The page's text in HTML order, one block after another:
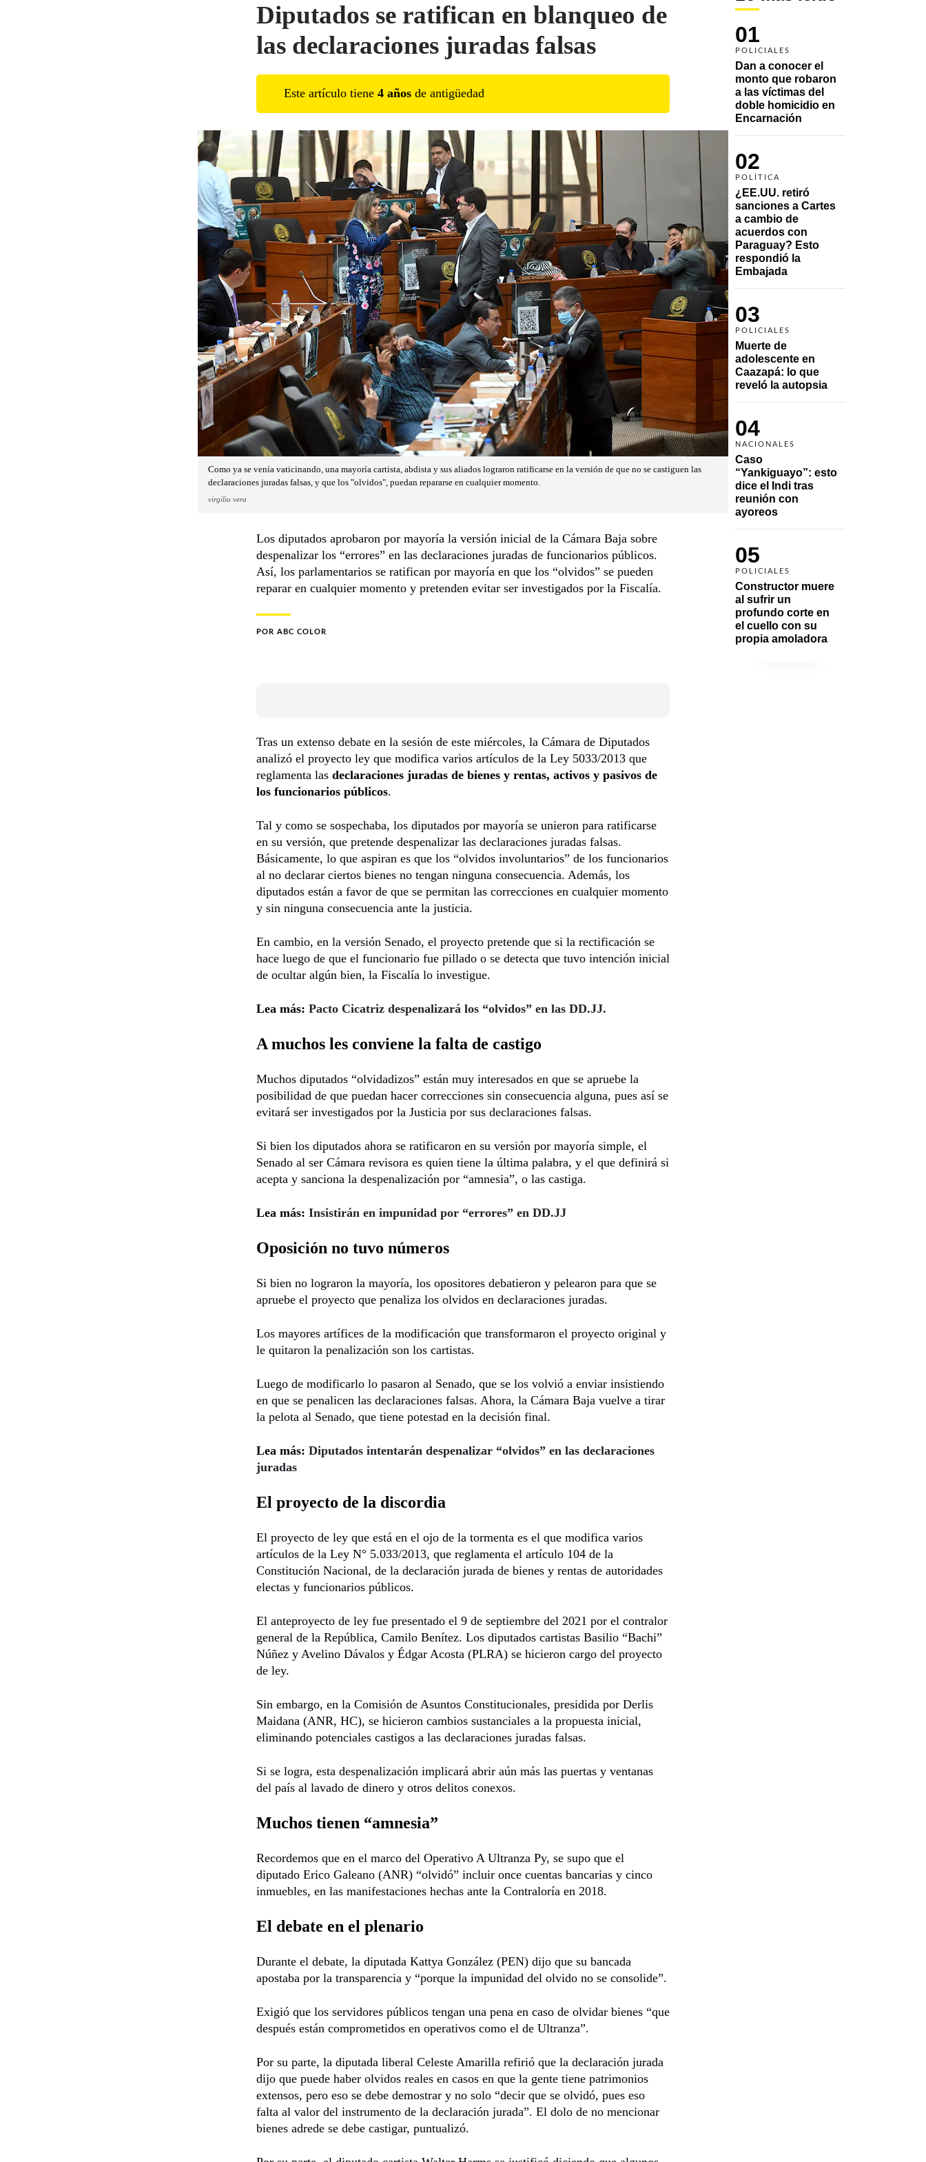
01
POLICIALES
Dan a conocer el
monto que robaron
a las víctimas del
doble homicidio en
Encarnación
02
POLÍTICA
¿EE.UU. retiró
sanciones a Cartes
a cambio de
acuerdos con
Paraguay? Esto
respondió la
Embajada
03
POLICIALES
Muerte de
adolescente en
Caazapá: lo que
reveló la autopsia
04
NACIONALES
Caso
“Yankiguayo”: esto
dice el Indi tras
reunión con
ayoreos
05
POLICIALES
Constructor muere
al sufrir un
profundo corte en
el cuello con su
propia amoladora
Diputados se ratifican en blanqueo de
las declaraciones juradas falsas
Este artículo tiene 4 años de antigüedad
Como ya se venía vaticinando, una mayoría cartista, abdista y sus aliados lograron ratificarse en la versión de que no se castiguen las
declaraciones juradas falsas, y que los "olvidos", puedan repararse en cualquier momento.
virgilio vera
Los diputados aprobaron por mayoría la versión inicial de la Cámara Baja sobre
despenalizar los “errores” en las declaraciones juradas de funcionarios públicos.
Así, los parlamentarios se ratifican por mayoría en que los “olvidos” se pueden
reparar en cualquier momento y pretenden evitar ser investigados por la Fiscalía.
POR ABC COLOR
Tras un extenso debate en la sesión de este miércoles, la Cámara de Diputados
analizó el proyecto ley que modifica varios artículos de la Ley 5033/2013 que
reglamenta las declaraciones juradas de bienes y rentas, activos y pasivos de
los funcionarios públicos.
Tal y como se sospechaba, los diputados por mayoría se unieron para ratificarse
en su versión, que pretende despenalizar las declaraciones juradas falsas.
Básicamente, lo que aspiran es que los “olvidos involuntarios” de los funcionarios
al no declarar ciertos bienes no tengan ninguna consecuencia. Además, los
diputados están a favor de que se permitan las correcciones en cualquier momento
y sin ninguna consecuencia ante la justicia.
En cambio, en la versión Senado, el proyecto pretende que si la rectificación se
hace luego de que el funcionario fue pillado o se detecta que tuvo intención inicial
de ocultar algún bien, la Fiscalía lo investigue.
Lea más: Pacto Cicatriz despenalizará los “olvidos” en las DD.JJ.
A muchos les conviene la falta de castigo
Muchos diputados “olvidadizos” están muy interesados en que se apruebe la
posibilidad de que puedan hacer correcciones sin consecuencia alguna, pues así se
evitará ser investigados por la Justicia por sus declaraciones falsas.
Si bien los diputados ahora se ratificaron en su versión por mayoría simple, el
Senado al ser Cámara revisora es quien tiene la última palabra, y el que definirá si
acepta y sanciona la despenalización por “amnesia”, o las castiga.
Lea más: Insistirán en impunidad por “errores” en DD.JJ
Oposición no tuvo números
Si bien no lograron la mayoría, los opositores debatieron y pelearon para que se
apruebe el proyecto que penaliza los olvidos en declaraciones juradas.
Los mayores artífices de la modificación que transformaron el proyecto original y
le quitaron la penalización son los cartistas.
Luego de modificarlo lo pasaron al Senado, que se los volvió a enviar insistiendo
en que se penalicen las declaraciones falsas. Ahora, la Cámara Baja vuelve a tirar
la pelota al Senado, que tiene potestad en la decisión final.
Lea más: Diputados intentarán despenalizar “olvidos” en las declaraciones
juradas
El proyecto de la discordia
El proyecto de ley que está en el ojo de la tormenta es el que modifica varios
artículos de la Ley N° 5.033/2013, que reglamenta el artículo 104 de la
Constitución Nacional, de la declaración jurada de bienes y rentas de autoridades
electas y funcionarios públicos.
El anteproyecto de ley fue presentado el 9 de septiembre del 2021 por el contralor
general de la República, Camilo Benítez. Los diputados cartistas Basilio “Bachi”
Núñez y Avelino Dávalos y Édgar Acosta (PLRA) se hicieron cargo del proyecto
de ley.
Sin embargo, en la Comisión de Asuntos Constitucionales, presidida por Derlis
Maidana (ANR, HC), se hicieron cambios sustanciales a la propuesta inicial,
eliminando potenciales castigos a las declaraciones juradas falsas.
Si se logra, esta despenalización implicará abrir aún más las puertas y ventanas
del país al lavado de dinero y otros delitos conexos.
Muchos tienen “amnesia”
Recordemos que en el marco del Operativo A Ultranza Py, se supo que el
diputado Erico Galeano (ANR) “olvidó” incluir once cuentas bancarias y cinco
inmuebles, en las manifestaciones hechas ante la Contraloría en 2018.
El debate en el plenario
Durante el debate, la diputada Kattya González (PEN) dijo que su bancada
apostaba por la transparencia y “porque la impunidad del olvido no se consolide”.
Exigió que los servidores públicos tengan una pena en caso de olvidar bienes “que
después están comprometidos en operativos como el de Ultranza”.
Por su parte, la diputada liberal Celeste Amarilla refirió que la declaración jurada
dijo que puede haber olvidos reales en casos en que la gente tiene patrimonios
extensos, pero eso se debe demostrar y no solo “decir que se olvidó, pues eso
falta al valor del instrumento de la declaración jurada”. El dolo de no mencionar
bienes adrede se debe castigar, puntualizó.